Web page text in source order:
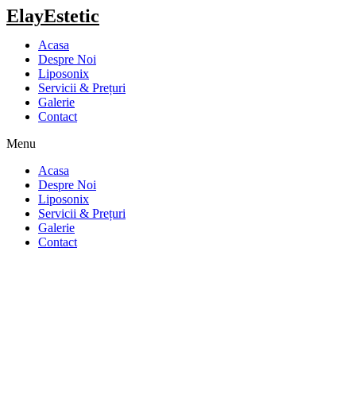
ElayEstetic
Acasa
Despre Noi
Liposonix
Servicii & Prețuri
Galerie
Contact
Menu
Acasa
Despre Noi
Liposonix
Servicii & Prețuri
Galerie
Contact